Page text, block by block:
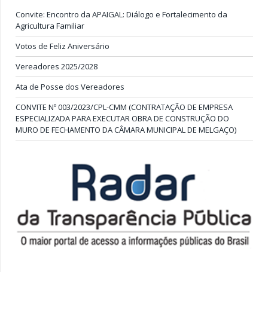
Convite: Encontro da APAIGAL: Diálogo e Fortalecimento da
Agricultura Familiar
Votos de Feliz Aniversário
Vereadores 2025/2028
Ata de Posse dos Vereadores
CONVITE Nº 003/2023/CPL-CMM (CONTRATAÇÃO DE EMPRESA
ESPECIALIZADA PARA EXECUTAR OBRA DE CONSTRUÇÃO DO
MURO DE FECHAMENTO DA CÂMARA MUNICIPAL DE MELGAÇO)